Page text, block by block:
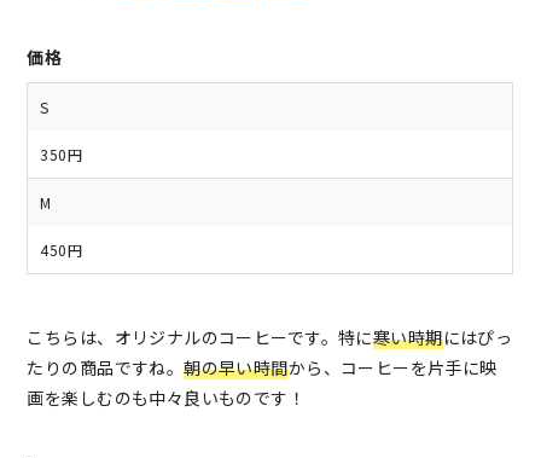
価格
S
350円
M
450円
こちらは、オリジナルのコーヒーです。特に寒い時期にはぴっ
たりの商品ですね。朝の早い時間から、コーヒーを片手に映
画を楽しむのも中々良いものです！